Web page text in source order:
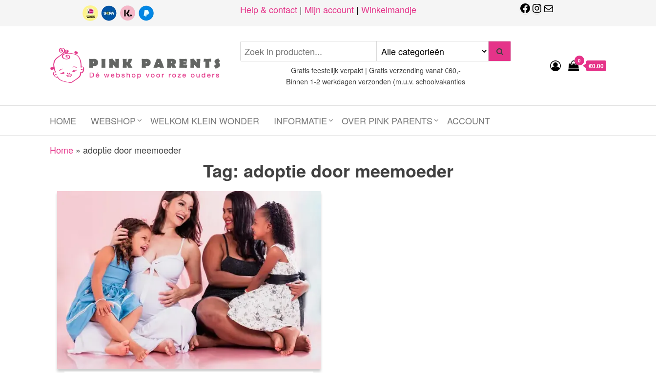
Help & contact| Mijn account| Winkelmandje Facebook Instagram E-mail
Parents
Gratis feestelijk verpakt | Gratis verzending vanaf €60,-
Binnen 1-2 werkdagen verzonden (m.u.v. schoolvakanties
0
€0.00
HOME WEBSHOP WELKOM KLEIN WONDER INFORMATIE OVER PINK PARENTS ACCOUNT
Home » adoptie door meemoeder
Tag: adoptie door meemoeder